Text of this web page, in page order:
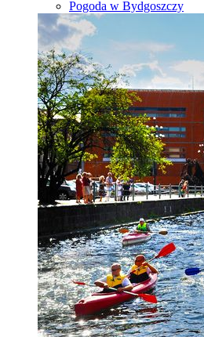
Pogoda w Bydgoszczy